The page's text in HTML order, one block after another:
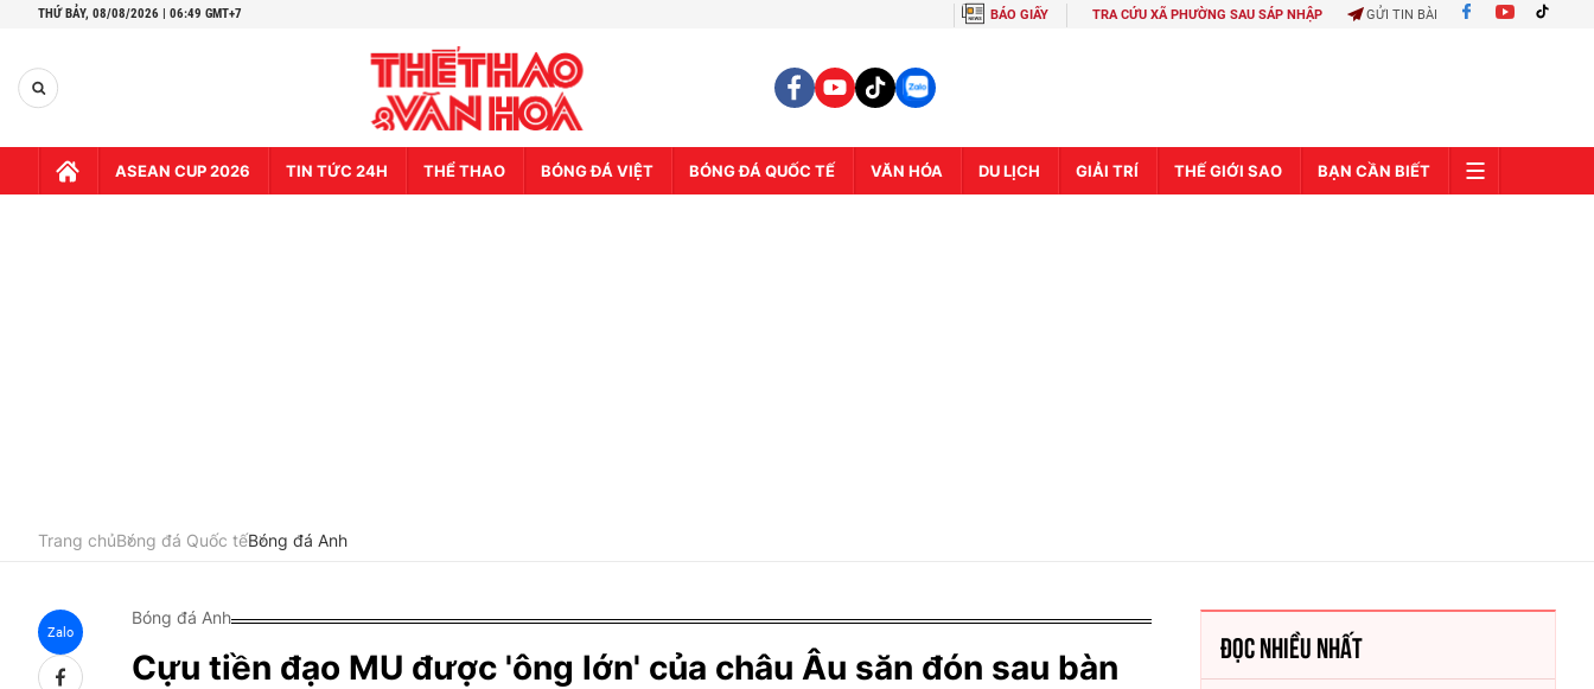
THỨ BẢY, 08/08/2026 | 06:49 GMT+7 BÁO GIẤY TRA CỨU XÃ PHƯỜNG SAU SÁP NHẬP GỬI TIN BÀI
ASEAN CUP 2026 TIN TỨC 24H THỂ THAO BÓNG ĐÁ VIỆT BÓNG ĐÁ QUỐC TẾ VĂN HÓA DU LỊCH GIẢI TRÍ THẾ GIỚI SAO BẠN CẦN BIẾT
Trang chủBóng đá Quốc tếBóng đá Anh
Zalo
Bóng đá Anh
Cựu tiền đạo MU được 'ông lớn' của châu Âu săn đón sau bàn
ĐỌC NHIỀU NHẤT